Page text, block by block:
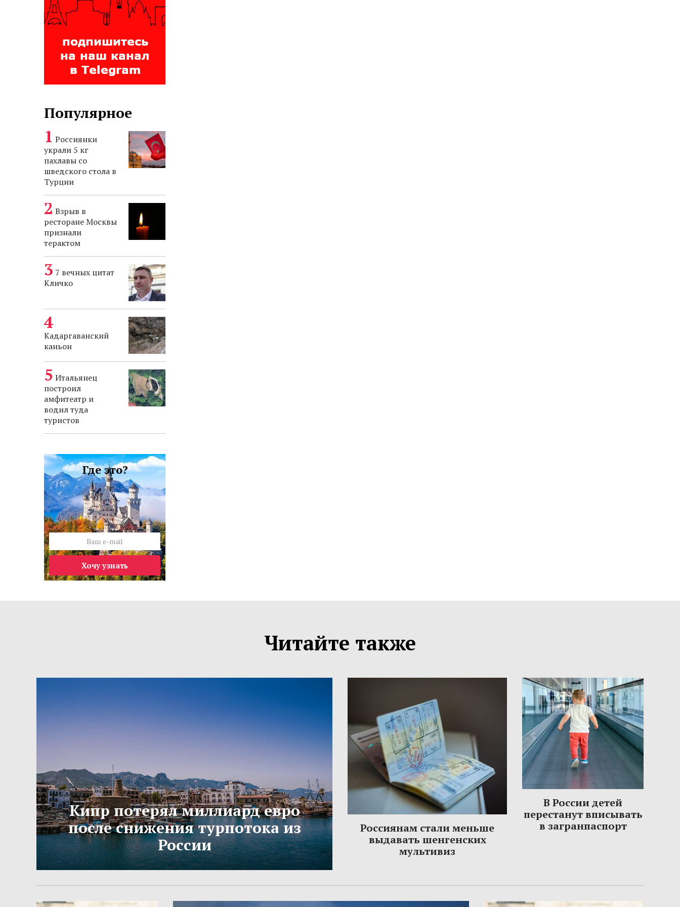
Популярное
Россиянки
украли 5 кг
пахлавы со
шведского стола в
Турции
Взрыв в
ресторане Москвы
признали
терактом
7 вечных цитат
Кличко
Кадаргаванский
каньон
Итальянец
построил
амфитеатр и
водил туда
туристов
Где это?
Хочу узнать
Читайте также
Кипр потерял миллиард евро
после снижения турпотока из
России
Россиянам стали меньше
выдавать шенгенских
мультивиз
В России детей
перестанут вписывать
в загранпаспорт